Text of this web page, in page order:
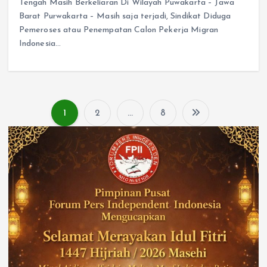
Tengah Masih Berkeliaran Di Wilayah Puwakarta – Jawa
Barat Purwakarta – Masih saja terjadi, Sindikat Diduga
Pemeroses atau Penempatan Calon Pekerja Migran
Indonesia…
P
a
g
i
n
1 2 … 8